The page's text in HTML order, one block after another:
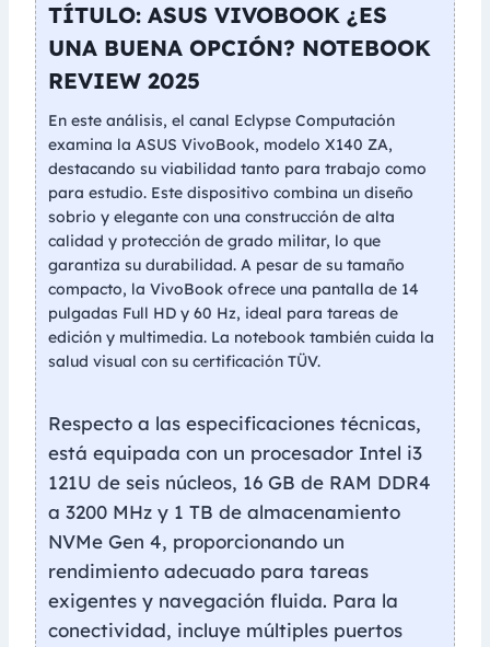
TÍTULO: ASUS VIVOBOOK ¿ES
UNA BUENA OPCIÓN? NOTEBOOK
REVIEW 2025
En este análisis, el canal Eclypse Computación
examina la ASUS VivoBook, modelo X140 ZA,
destacando su viabilidad tanto para trabajo como
para estudio. Este dispositivo combina un diseño
sobrio y elegante con una construcción de alta
calidad y protección de grado militar, lo que
garantiza su durabilidad. A pesar de su tamaño
compacto, la VivoBook ofrece una pantalla de 14
pulgadas Full HD y 60 Hz, ideal para tareas de
edición y multimedia. La notebook también cuida la
salud visual con su certificación TÜV.
Respecto a las especificaciones técnicas,
está equipada con un procesador Intel i3
121U de seis núcleos, 16 GB de RAM DDR4
a 3200 MHz y 1 TB de almacenamiento
NVMe Gen 4, proporcionando un
rendimiento adecuado para tareas
exigentes y navegación fluida. Para la
conectividad, incluye múltiples puertos